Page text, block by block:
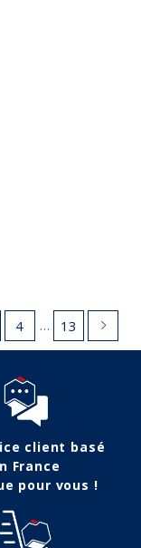
4 … 13
client basé
France
pour vous !